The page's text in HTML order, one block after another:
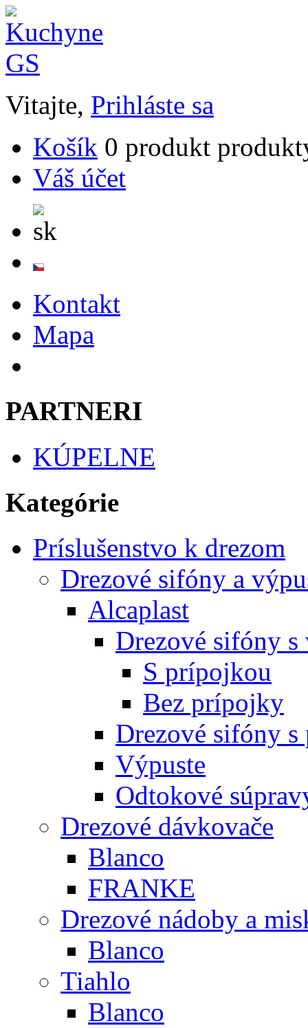
Vitajte, Prihláste sa
Košík 0 produkt
Váš účet
Kontakt
Mapa
PARTNERI
KÚPELNE
Kategórie
Príslušenstvo k drezom
Drezové sifóny a
Alcaplast
Drezové sifóny
S prípojkou
Bez prípojky
Drezové sifóny
Výpuste
Odtokové
Drezové dávkovače
Blanco
FRANKE
Drezové nádoby a
Blanco
Tiahlo
Blanco